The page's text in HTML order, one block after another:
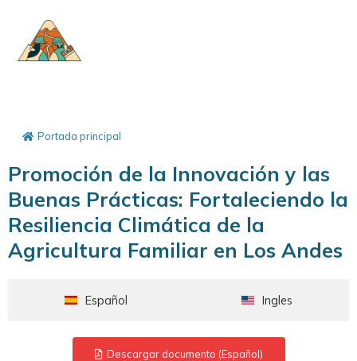
Portada principal
Promoción de la Innovación y las
Buenas Prácticas: Fortaleciendo la
Resiliencia Climática de la
Agricultura Familiar en Los Andes
Español Ingles
Descargar documento (Español)